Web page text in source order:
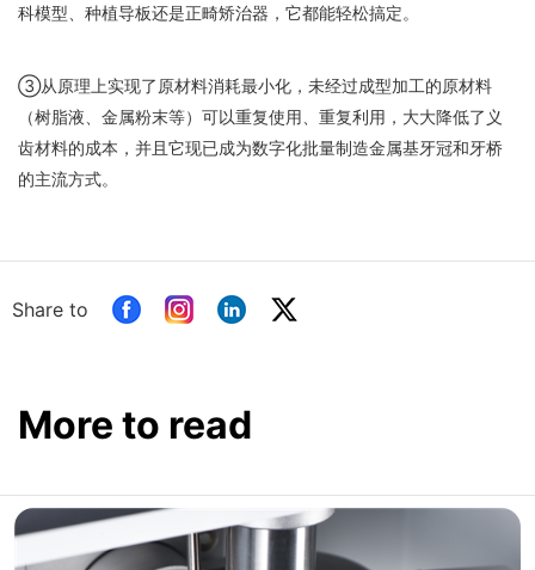
科模型、种植导板还是正畸矫治器，它都能轻松搞定。
③从原理上实现了原材料消耗最小化，未经过成型加工的原材料
（树脂液、金属粉末等）可以重复使用、重复利用，大大降低了义
齿材料的成本，并且它现已成为数字化批量制造金属基牙冠和牙桥
的主流方式。
Share to
More to read